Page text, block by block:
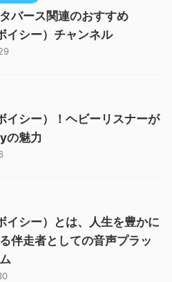
バース関連のおすすめ
イシー）チャンネル
イシー）！ヘビーリスナーが
の魅力
イシー）とは、人生を豊かに
伴走者としての音声プラッ